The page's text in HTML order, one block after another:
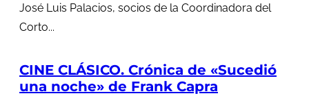
José Luis Palacios, socios de la Coordinadora del
Corto...
CINE CLÁSICO. Crónica de «Sucedió
una noche» de Frank Capra